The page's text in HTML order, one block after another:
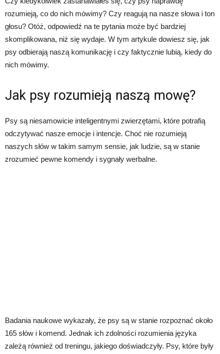
rozumieją, co do nich mówimy? Czy reagują na nasze słowa i ton
głosu? Otóż, odpowiedź na te pytania może być bardziej
skomplikowana, niż się wydaje. W tym artykule dowiesz się, jak
psy odbierają naszą komunikację i czy faktycznie lubią, kiedy do
nich mówimy.
Jak psy rozumieją naszą mowę?
Psy są niesamowicie inteligentnymi zwierzętami, które potrafią
odczytywać nasze emocje i intencje. Choć nie rozumieją
naszych słów w takim samym sensie, jak ludzie, są w stanie
zrozumieć pewne komendy i sygnały werbalne.
Badania naukowe wykazały, że psy są w stanie rozpoznać około
165 słów i komend. Jednak ich zdolności rozumienia języka
zależą również od treningu, jakiego doświadczyły. Psy, które były